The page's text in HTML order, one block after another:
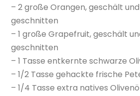
– 2 große Orangen, geschält
geschnitten
– 1 große Grapefruit, geschält
geschnitten
– 1 Tasse entkernte schwarze
– 1/2 Tasse gehackte frische
– 1/4 Tasse extra natives